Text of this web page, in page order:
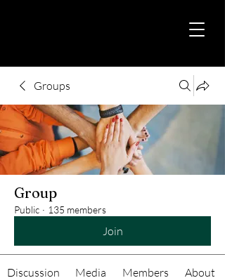
Groups
Group
Public · 135 members
Join
Discussion Media Members About